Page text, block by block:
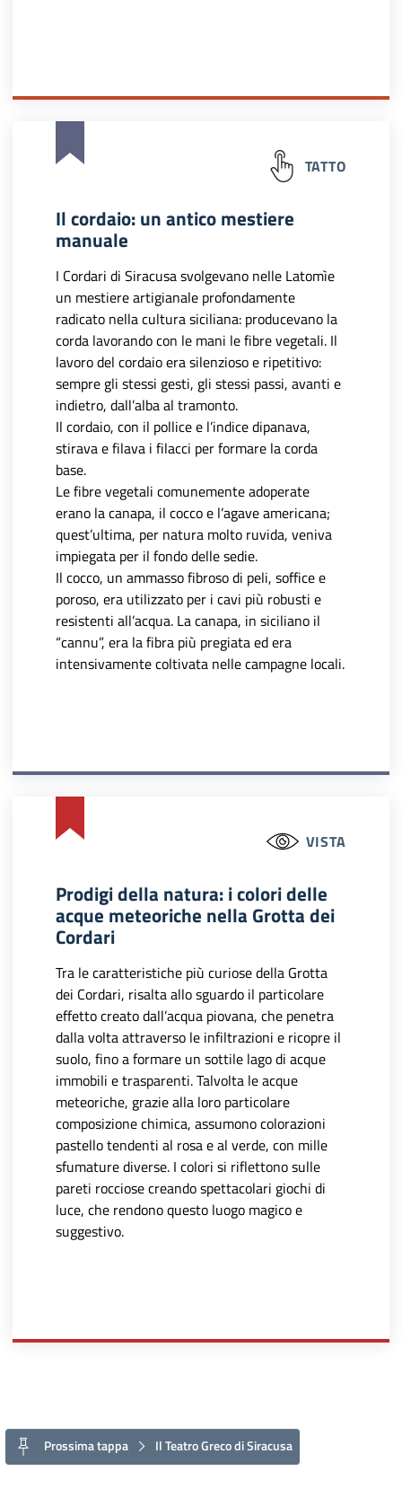
TATTO
Il cordaio: un antico mestiere
manuale
I Cordari di Siracusa svolgevano nelle Latomìe
un mestiere artigianale profondamente
radicato nella cultura siciliana: producevano la
corda lavorando con le mani le fibre vegetali. Il
lavoro del cordaio era silenzioso e ripetitivo:
sempre gli stessi gesti, gli stessi passi, avanti e
indietro, dall’alba al tramonto.
Il cordaio, con il pollice e l’indice dipanava,
stirava e filava i filacci per formare la corda
base.
Le fibre vegetali comunemente adoperate
erano la canapa, il cocco e l’agave americana;
quest’ultima, per natura molto ruvida, veniva
impiegata per il fondo delle sedie.
Il cocco, un ammasso fibroso di peli, soffice e
poroso, era utilizzato per i cavi più robusti e
resistenti all’acqua. La canapa, in siciliano il
“cannu”, era la fibra più pregiata ed era
intensivamente coltivata nelle campagne locali.
VISTA
Prodigi della natura: i colori delle
acque meteoriche nella Grotta dei
Cordari
Tra le caratteristiche più curiose della Grotta
dei Cordari, risalta allo sguardo il particolare
effetto creato dall’acqua piovana, che penetra
dalla volta attraverso le infiltrazioni e ricopre il
suolo, fino a formare un sottile lago di acque
immobili e trasparenti. Talvolta le acque
meteoriche, grazie alla loro particolare
composizione chimica, assumono colorazioni
pastello tendenti al rosa e al verde, con mille
sfumature diverse. I colori si riflettono sulle
pareti rocciose creando spettacolari giochi di
luce, che rendono questo luogo magico e
suggestivo.
Prossima tappa Il Teatro Greco di Siracusa